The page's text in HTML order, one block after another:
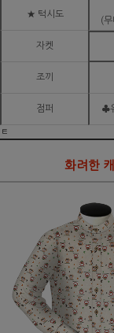
★ 턱시도
(
자켓
조끼
점퍼 ♣
ㅌ
화려한